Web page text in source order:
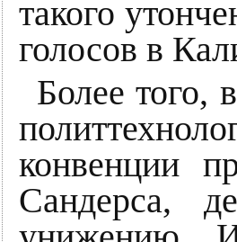
такого
голосов в
Более того,
конвенции
Сандерса,